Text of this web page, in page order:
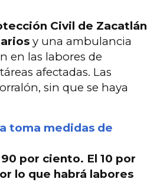
Civil de Zacatlán
y una ambulancia
en las labores de
afectadas. Las
sin que se haya
toma medidas de
por ciento. El 10 por
lo que habrá labores